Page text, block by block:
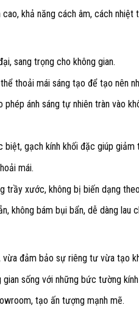
khả năng cách âm, cách
sang trọng cho không gian.
thoải mái sáng tạo để tạo nên
phép ánh sáng tự nhiên tràn vào
gạch kính khối đặc giúp giảm
mái.
trầy xước, không bị biến dạng
không bám bụi bẩn, dễ dàng lau
đảm bảo sự riêng tư vừa tạo
sống với những bức tường
tạo ấn tượng mạnh mẽ.